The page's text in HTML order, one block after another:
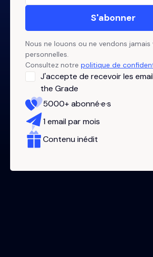
Nous ne louons ou ne vendons jamais
personnelles.
Consultez notre politique de
J'accepte de recevoir les
the Grade
5000+ abonné·e·s
1 email par mois
Contenu inédit